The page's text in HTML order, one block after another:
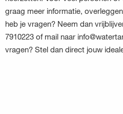
graag meer informatie,
heb je vragen? Neem dan
7910223 of mail naar
vragen? Stel dan direct jouw